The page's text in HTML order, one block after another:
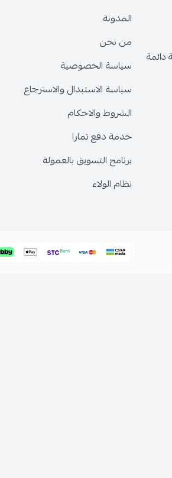
دائمة
المدونة
من نحن
سياسة الخصوصية
سياسة الاستبدال والاسترجاع
الشروط والاحكام
خدمة دفع تمارا
برنامج التسويق بالعمولة
نظام الولاء